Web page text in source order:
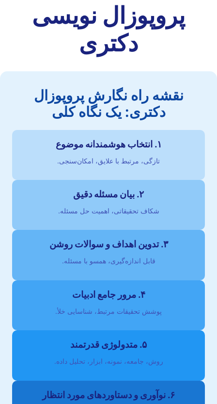
پروپوزال نویسی
دکتری
نقشه راه نگارش پروپوزال
دکتری: یک نگاه کلی
۱. انتخاب هوشمندانه موضوع
تازگی، مرتبط با علایق، امکان‌سنجی.
۲. بیان مسئله دقیق
شکاف تحقیقاتی، اهمیت حل مسئله.
۳. تدوین اهداف و سوالات روشن
قابل اندازه‌گیری، همسو با مسئله.
۴. مرور جامع ادبیات
پوشش تحقیقات مرتبط، شناسایی خلأ.
۵. متدولوژی قدرتمند
روش، جامعه، نمونه، ابزار، تحلیل داده.
۶. نوآوری و دستاوردهای مورد انتظار